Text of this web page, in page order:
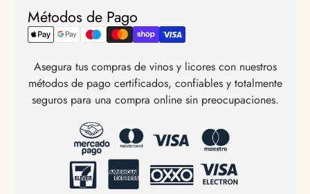
Métodos de Pago
Asegura tus compras de vinos y licores con nuestros
métodos de pago certificados, confiables y totalmente
seguros para una compra online sin preocupaciones.